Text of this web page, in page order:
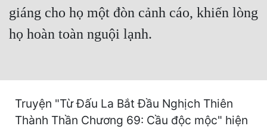
Huyền Huyễn
Huyền Nghi
Hệ Thống
giáng cho họ một đòn cảnh cáo, khiến lòng
họ hoàn toàn nguội lạnh.
Truyện "Từ Đấu La Bắt Đầu Nghịch Thiên
Thành Thần Chương 69: Cầu độc mộc" hiện